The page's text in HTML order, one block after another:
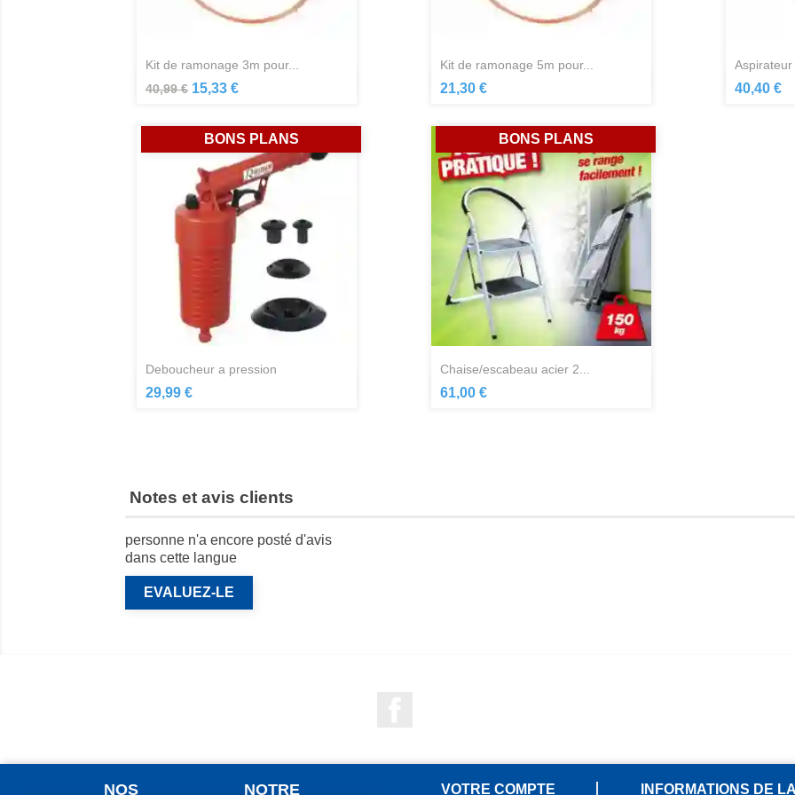
kit de ramonage 3m pour...
40,99 € 15,33 €
Aperçu rapide
kit de ramonage 5m pour...
21,30 € 40,40 €
deboucheur a pression
29,99 €
BONS PLANS
chaise/escabeau acier 2...
61,00 €
BONS PLANS
Notes et avis clients
personne n'a encore posté d'avis
dans cette langue
EVALUEZ-LE
NOS NOTRE VOTRE COMPTE INFORMATIONS DE